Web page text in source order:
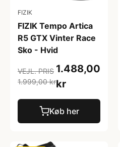
FIZIK
FIZIK Tempo Artica
R5 GTX Vinter Race
Sko - Hvid
VEJL. PRIS
1.999,00 kr
1.488,00
kr
Køb her